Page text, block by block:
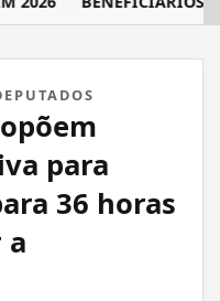
para
36 horas
a